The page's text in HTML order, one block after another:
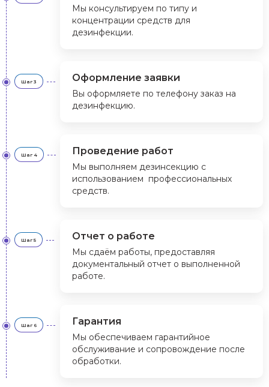
Мы консультируем по типу и
концентрации средств для
дезинфекции.
Шаг 3 Оформление заявки
Вы оформляете по телефону заказ на
дезинфекцию.
Шаг 4 Проведение работ
Мы выполняем дезинсекцию с
использованием профессиональных
средств.
Шаг 5 Отчет о работе
Мы сдаём работы, предоставляя
документальный отчет о выполненной
работе.
Шаг 6 Гарантия
Мы обеспечиваем гарантийное
обслуживание и сопровождение после
обработки.